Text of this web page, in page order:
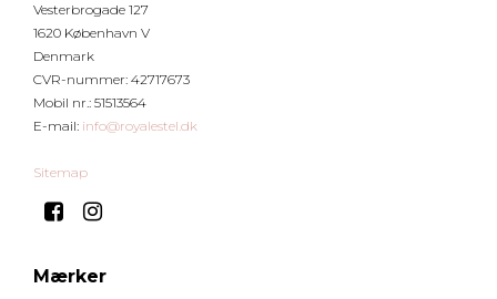
Vesterbrogade 127
1620 København V
Denmark
CVR-nummer: 42717673
Mobil nr.: 51513564
E-mail: info@royalestel.dk
Sitemap
Mærker